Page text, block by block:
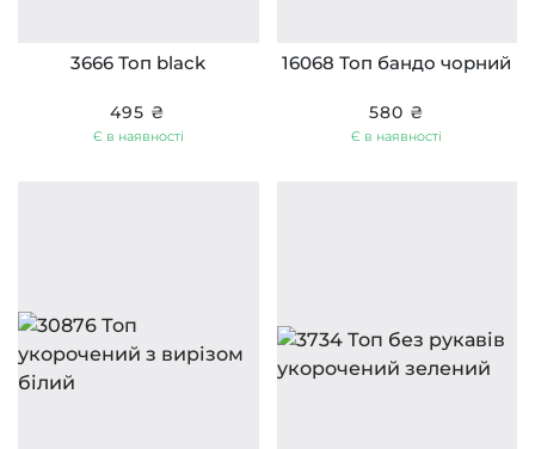
3666 Топ black
495 ₴
Є в наявності
16068 Топ бандо чорний
580 ₴
Є в наявності